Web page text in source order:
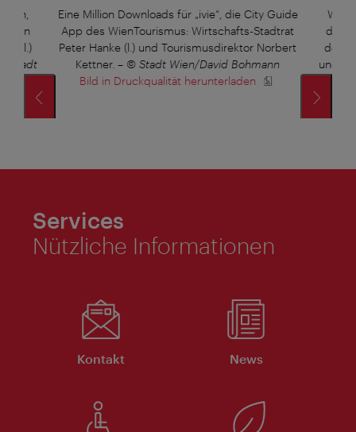
(l.)
Stadt
Eine Million Downloads für „ivie“, die City Guide
App des WienTourismus: Wirtschafts-Stadtrat
Peter Hanke (l.) und Tourismusdirektor Norbert
Kettner. – © Stadt Wien/David Bohmann
Bild in Druckqualität herunterladen
das
der
und
Services
Nützliche Informationen
Kontakt News